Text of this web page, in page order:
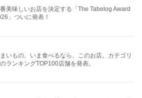
美味しいお店を決定する「The Tabelog Award
」ついに発表！
いもの、いま食べるなら、このお店。カテゴリ
ランキングTOP100店舗を発表。